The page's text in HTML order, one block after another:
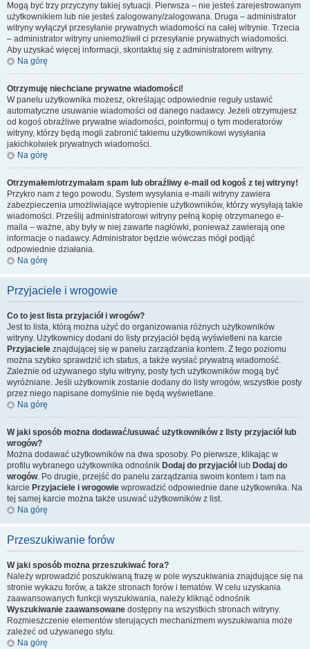
Mogą być trzy przyczyny takiej sytuacji. Pierwsza – nie jesteś zarejestrowanym
użytkownikiem lub nie jesteś zalogowany/zalogowana. Druga – administrator
witryny wyłączył przesyłanie prywatnych wiadomości na całej witrynie. Trzecia
– administrator witryny uniemożliwił ci przesyłanie prywatnych wiadomości.
Aby uzyskać więcej informacji, skontaktuj się z administratorem witryny.
Na górę
Otrzymuję niechciane prywatne wiadomości!
W panelu użytkownika możesz, określając odpowiednie reguły ustawić
automatyczne usuwanie wiadomości od danego nadawcy. Jeżeli otrzymujesz
od kogoś obraźliwe prywatne wiadomości, poinformuj o tym moderatorów
witryny, którzy będą mogli zabronić takiemu użytkownikowi wysyłania
jakichkolwiek prywatnych wiadomości.
Na górę
Otrzymałem/otrzymałam spam lub obraźliwy e-mail od kogoś z tej witryny!
Przykro nam z tego powodu. System wysyłania e-maili witryny zawiera
zabezpieczenia umożliwiające wytropienie użytkowników, którzy wysyłają takie
wiadomości. Prześlij administratorowi witryny pełną kopię otrzymanego e-
maila – ważne, aby były w niej zawarte nagłówki, ponieważ zawierają one
informacje o nadawcy. Administrator będzie wówczas mógł podjąć
odpowiednie działania.
Na górę
Przyjaciele i wrogowie
Co to jest lista przyjaciół i wrogów?
Jest to lista, którą można użyć do organizowania różnych użytkowników
witryny. Użytkownicy dodani do listy przyjaciół będą wyświetleni na karcie
Przyjaciele znajdującej się w panelu zarządzania kontem. Z tego poziomu
można szybko sprawdzić ich status, a także wysłać prywatną wiadomość.
Zależnie od używanego stylu witryny, posty tych użytkowników mogą być
wyróżniane. Jeśli użytkownik zostanie dodany do listy wrogów, wszystkie posty
przez niego napisane domyślnie nie będą wyświetlane.
Na górę
W jaki sposób można dodawać/usuwać użytkowników z listy przyjaciół lub
wrogów?
Można dodawać użytkowników na dwa sposoby. Po pierwsze, klikając w
profilu wybranego użytkownika odnośnik Dodaj do przyjaciółlub Dodaj do
wrogów. Po drugie, przejść do panelu zarządzania swoim kontem i tam na
karcie Przyjaciele i wrogowie wprowadzić odpowiednie dane użytkownika. Na
tej samej karcie można także usuwać użytkowników z list.
Na górę
Przeszukiwanie forów
W jaki sposób można przeszukiwać fora?
Należy wprowadzić poszukiwaną frazę w pole wyszukiwania znajdujące się na
stronie wykazu forów, a także stronach forów i tematów. W celu uzyskania
zaawansowanych funkcji wyszukiwania, należy kliknąć odnośnik
Wyszukiwanie zaawansowane dostępny na wszystkich stronach witryny.
Rozmieszczenie elementów sterujących mechanizmem wyszukiwania może
zależeć od używanego stylu.
Na górę